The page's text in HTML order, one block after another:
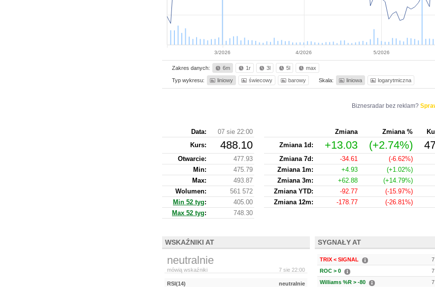
3/2026 4/2026 5/2026
Zakres danych: 6m 1r 3l 5l max
Typ wykresu: liniowy świecowy barowy Skala: liniowa logarytmiczna
Biznesradar bez reklam?
Data:
07 sie 22:00
Kurs: 488.10
Otwarcie:
477.93
Min:
475.79
Max:
493.87
Wolumen:
561 572
Min 52 tyg:
405.00
Max 52 tyg: 748.30
Zmiana Zmiana %
Zmiana 1d:
+13.03 (+2.74%)
Zmiana 7d: -34.61 (-6.62%)
Zmiana 1m:
+4.93 (+1.02%)
Zmiana 3m:
+62.88 (+14.79%)
Zmiana YTD:
-92.77 (-15.97%)
Zmiana 12m:
-178.77 (-26.81%)
WSKAŹNIKI AT
neutralnie
7 sie 22:00
mówią wskaźniki
RSI(14)
neutralnie
SYGNAŁY AT
TRIX < SIGNAL
ROC > 0
Williams %R > -80